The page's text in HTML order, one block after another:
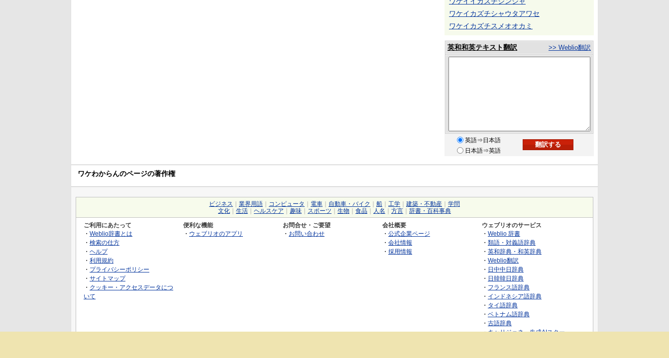
ワケイカズチシャウタアワセ
ワケイカズチスメオオカミ
英和和英テキスト翻訳 >> Weblio翻訳
英語⇒日本語
日本語⇒英語
ワケわからんのページの著作権
ビジネス 業界用語 コンピュータ 電車 自動車・バイク 船 工学 建築・不動産
学問
文化
生活 ヘルスケア 趣味 スポーツ 生物 食品 人名 方言 辞書・百科事典
ご利用にあたって
・ Weblio辞書とは
・ 検索の仕方
・ ヘルプ
・ 利用規約
・ プライバシーポリシー
・ サイトマップ
・ クッキー・アクセスデータにつ
いて
便利な機能
・ ウェブリオのアプリ
お問合せ・ご要望
・ お問い合わせ
会社概要
・ 公式企業ページ
・ 会社情報
・ 採用情報
ウェブリオのサービス
・ Weblio 辞書
・ 類語・対義語辞典
・ 英和辞典・和英辞典
・ Weblio翻訳
・ 日中中日辞典
・ 日韓韓日辞典
・ フランス語辞典
・ インドネシア語辞典
・ タイ語辞典
・ ベトナム語辞典
・ 古語辞典
・キャリジェネ～生成AIスクー